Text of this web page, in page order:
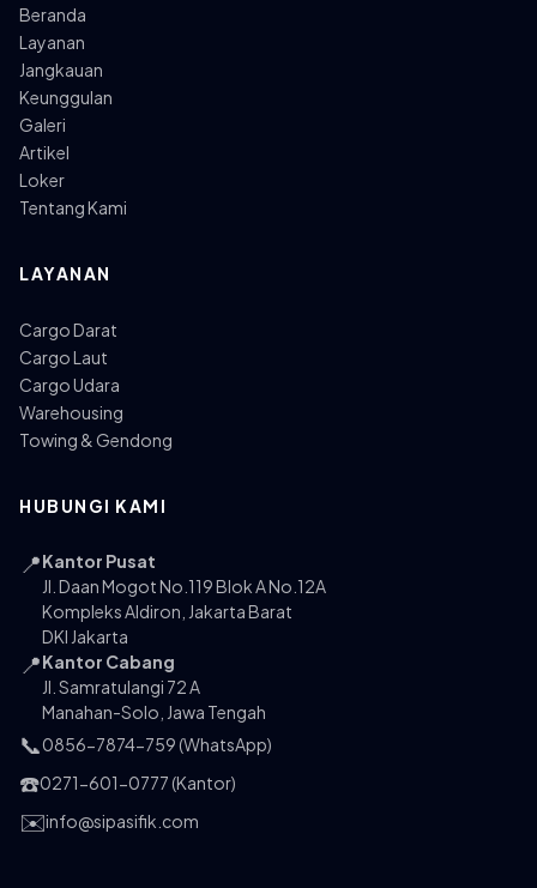
Beranda
Layanan
Jangkauan
Keunggulan
Galeri
Artikel
Loker
Tentang Kami
LAYANAN
Cargo Darat
Cargo Laut
Cargo Udara
Warehousing
Towing & Gendong
HUBUNGI KAMI
📍Kantor Pusat
Jl. Daan Mogot No.119 Blok A No.12A
Kompleks Aldiron, Jakarta Barat
DKI Jakarta
📍Kantor Cabang
Jl. Samratulangi 72 A
Manahan-Solo, Jawa Tengah
📞0856-7874-759 (WhatsApp)
☎️0271-601-0777 (Kantor)
✉️info@sipasifik.com